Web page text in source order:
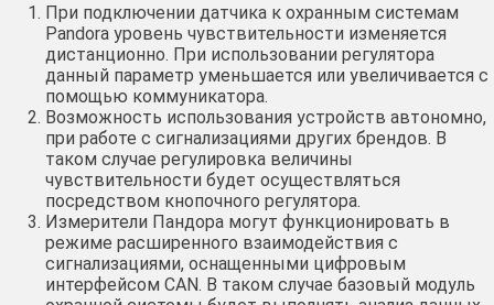
При подключении датчика к охранным системам
Pandora уровень чувствительности изменяется
дистанционно. При использовании регулятора
данный параметр уменьшается или увеличивается с
помощью коммуникатора.
Возможность использования устройств автономно,
при работе с сигнализациями других брендов. В
таком случае регулировка величины
чувствительности будет осуществляться
посредством кнопочного регулятора.
Измерители Пандора могут функционировать в
режиме расширенного взаимодействия с
сигнализациями, оснащенными цифровым
интерфейсом CAN. В таком случае базовый модуль